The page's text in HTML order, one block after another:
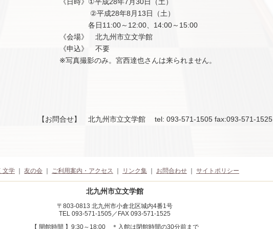
②平成28年8月13日（土）
各日11:00～12:00、14:00～15:00
《会場》 北九州市立文学館
《申込》 不要
※写真撮影のみ。宮西達也さんは来られません。
【お問合せ】 北九州市立文学館 tel: 093-571-1505 fax:093-571-1525
文学 友の会 ご利用案内・アクセス リンク集 お問合わせ サイトポリシー
北九州市立文学館
〒803-0813 北九州市小倉北区城内4番1号
TEL 093-571-1505／FAX 093-571-1525
【 開館時間 】9:30～18:00 ＊入館は閉館時間の30分前まで